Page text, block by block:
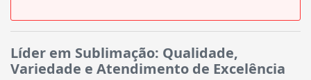
Líder em Sublimação: Qualidade,
Variedade e Atendimento de Excelência